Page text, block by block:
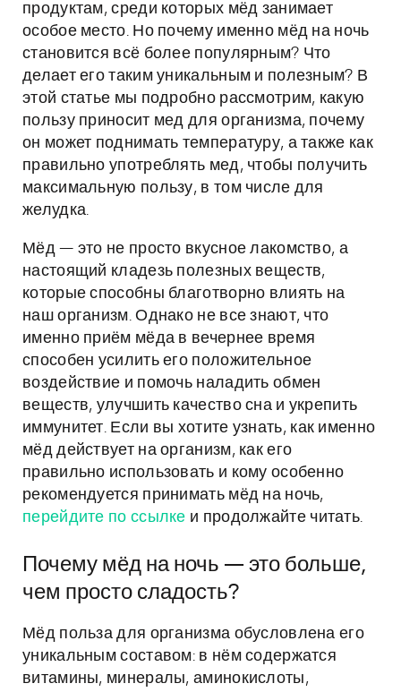
продуктам, среди которых мёд занимает
особое место. Но почему именно мёд на ночь
становится всё более популярным? Что
делает его таким уникальным и полезным? В
этой статье мы подробно рассмотрим, какую
пользу приносит мед для организма, почему
он может поднимать температуру, а также как
правильно употреблять мед, чтобы получить
максимальную пользу, в том числе для
желудка.
Мёд — это не просто вкусное лакомство, а
настоящий кладезь полезных веществ,
которые способны благотворно влиять на
наш организм. Однако не все знают, что
именно приём мёда в вечернее время
способен усилить его положительное
воздействие и помочь наладить обмен
веществ, улучшить качество сна и укрепить
иммунитет. Если вы хотите узнать, как именно
мёд действует на организм, как его
правильно использовать и кому особенно
рекомендуется принимать мёд на ночь,
перейдите по ссылке и продолжайте читать.
Почему мёд на ночь — это больше,
чем просто сладость?
Мёд польза для организма обусловлена его
уникальным составом: в нём содержатся
витамины, минералы, аминокислоты,